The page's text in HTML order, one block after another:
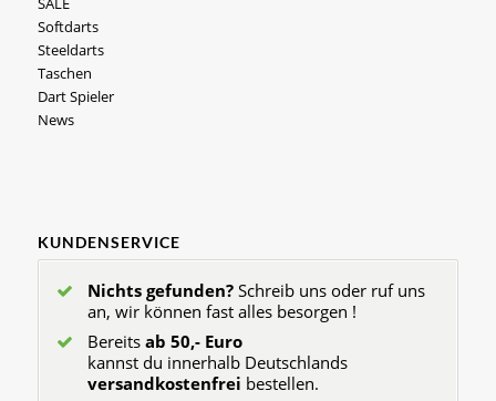
Softdarts
Steeldarts
Taschen
Dart Spieler
News
KUNDENSERVICE
Nichts gefunden?Schreib uns oder ruf uns
an, wir können fast alles besorgen !
Bereits ab 50,- Euro
kannst du innerhalb Deutschlands
versandkostenfrei bestellen.